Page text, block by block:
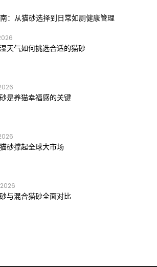
：从猫砂选择到日常如厕健康管理
天气如何挑选合适的猫砂
是养猫幸福感的关键
砂撑起全球大市场
与混合猫砂全面对比